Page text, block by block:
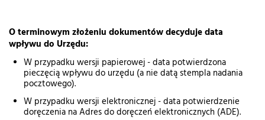
O terminowym złożeniu dokumentów decyduje data
wpływu do Urzędu:
W przypadku wersji papierowej - data potwierdzona
pieczęcią wpływu do urzędu (a nie datą stempla nadania
pocztowego).
W przypadku wersji elektronicznej - data potwierdzenie
doręczenia na Adres do doręczeń elektronicznych (ADE).